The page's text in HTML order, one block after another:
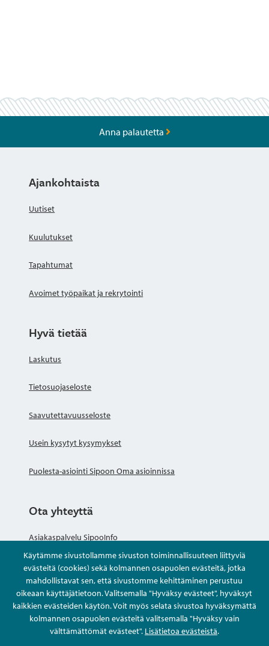
Käytämme sivustollamme sivuston toiminnallisuuteen liittyviä
evästeitä (cookies) sekä kolmannen osapuolen evästeitä, jotka
mahdollistavat sen, että sivustomme kehittäminen perustuu
oikeaan käyttäjätietoon. Valitsemalla "Hyväksy evästeet", hyväksyt
kaikkien evästeiden käytön. Voit myös selata sivustoa hyväksymättä
kolmannen osapuolen evästeitä valitsemalla "Hyväksy vain
välttämättömät evästeet". Lisätietoa evästeistä.
Anna palautetta
Ajankohtaista
Uutiset
Kuulutukset
Tapahtumat
Avoimet työpaikat ja rekrytointi
Hyvä tietää
Laskutus
Tietosuojaseloste
Saavutettavuusseloste
Usein kysytyt kysymykset
Puolesta-asiointi Sipoon Oma asioinnissa
Ota yhteyttä
Asiakaspalvelu SipooInfo
Anna palautetta nimettömästi
Kysy tai asioi
Yhteystiedot